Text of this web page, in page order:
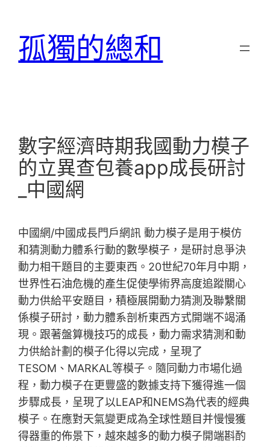
孤獨的總和
數字經濟時期我國動力模子
的立異查包養app成長研討
_中國網
中國網/中國成長門戶網訊 動力模子是用于模仿
和猜測動力體系行動的數學模子，是研討息爭決
動力相干題目的主要東西。20世紀70年月中期，
世界性石油危機的產生促使學術界高度追蹤關心
動力供給平安題目，積極展開動力猜測及聯繫關
係模子研討，動力體系剖析東西方式開端不竭涌
現。跟著盤算機技巧的成長，動力需求猜測和動
力供給計劃的模子化得以完成，呈現了
TESOM、MARKAL等模子。隨同動力市場化過
程，動力模子在更豐盛的數據支持下獲得進一個
步驟成長，呈現了以LEAP和NEMS為代表的經典
模子。在應對天氣變更成為全球性題目并慢慢獲
得器重的佈景下，越來越多的動力模子開端斟酌